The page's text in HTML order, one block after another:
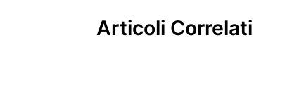
Articoli Correlati